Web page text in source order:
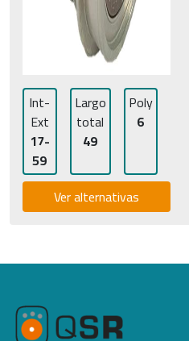
Int-
Ext
17-
59
Largo
total
49
Poly
6
Ver alternativas